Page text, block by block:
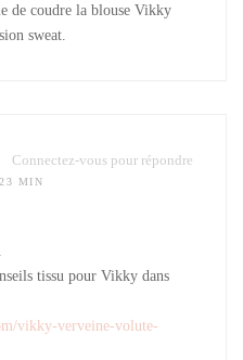
de coudre la blouse Vikky
sweat.
MIN
tissu pour Vikky dans
vikky-verveine-volute-
Connectez-vous pour répondre